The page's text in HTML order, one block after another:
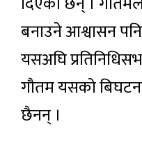
बनाउने आश्वासन
यसअघि
गौतम यसको
छैनन् ।